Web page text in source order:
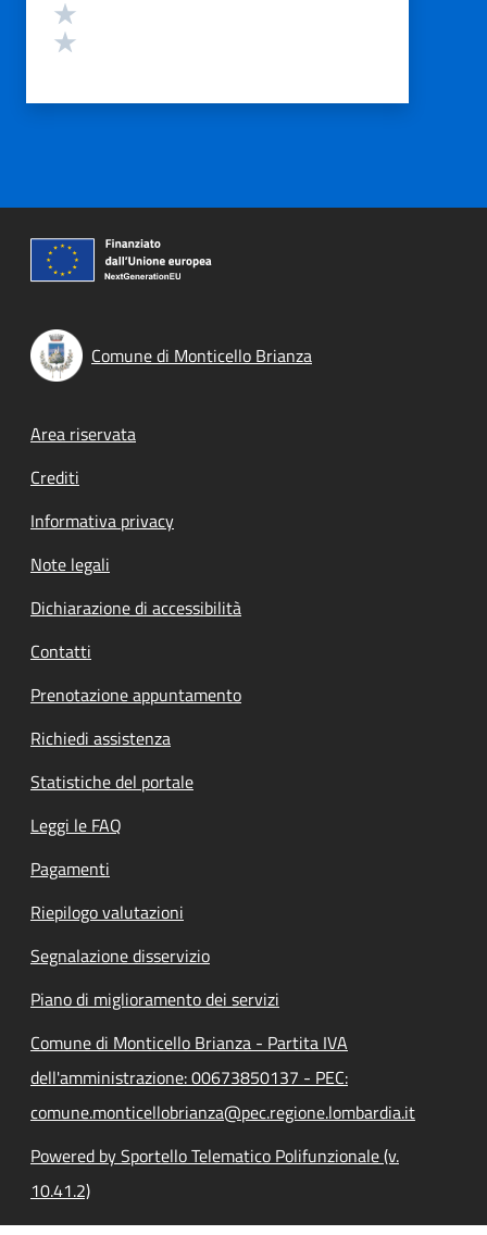
Comune di Monticello Brianza
Footer menu
Area riservata
Crediti
Informativa privacy
Note legali
Dichiarazione di accessibilità
Contatti
Prenotazione appuntamento
Richiedi assistenza
Statistiche del portale
Leggi le FAQ
Pagamenti
Riepilogo valutazioni
Segnalazione disservizio
Piano di miglioramento dei servizi
Comune di Monticello Brianza - Partita IVA
dell'amministrazione: 00673850137 - PEC:
comune.monticellobrianza@pec.regione.lombardia.it
Powered by Sportello Telematico Polifunzionale (v.
10.41.2)